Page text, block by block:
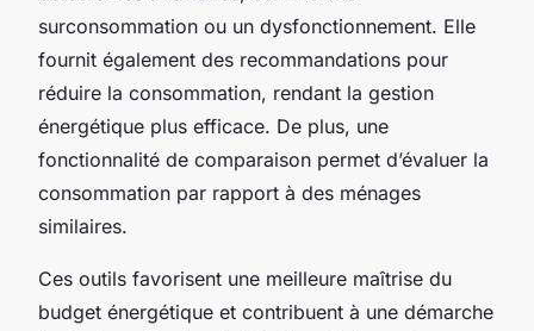
surconsommation ou un dysfonctionnement. Elle
fournit également des recommandations pour
réduire la consommation, rendant la gestion
énergétique plus efficace. De plus, une
fonctionnalité de comparaison permet d’évaluer la
consommation par rapport à des ménages
similaires.
Ces outils favorisent une meilleure maîtrise du
budget énergétique et contribuent à une démarche